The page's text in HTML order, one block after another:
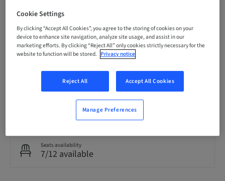
Delivery method
Theoretical
National
SMARTImplantology
Seats availability
7/12 available
Cookie Settings
By clicking “Accept All Cookies”, you agree to the storing of cookies on your
device to enhance site navigation, analyze site usage, and assist in our
marketing efforts. By clicking “Reject All” only cookies strictly necessary for the
website to function will be stored. Privacy notice
Reject All Accept All Cookies
Manage Preferences